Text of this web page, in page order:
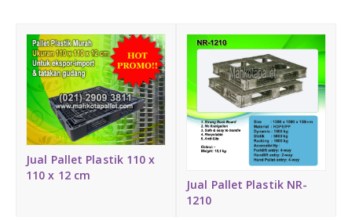
Jual Pallet Plastik 110 x
110 x 12 cm
Jual Pallet Plastik NR-
1210